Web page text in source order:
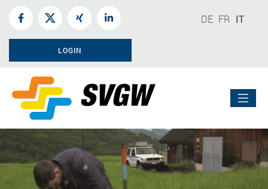
DE FR IT
LOGIN